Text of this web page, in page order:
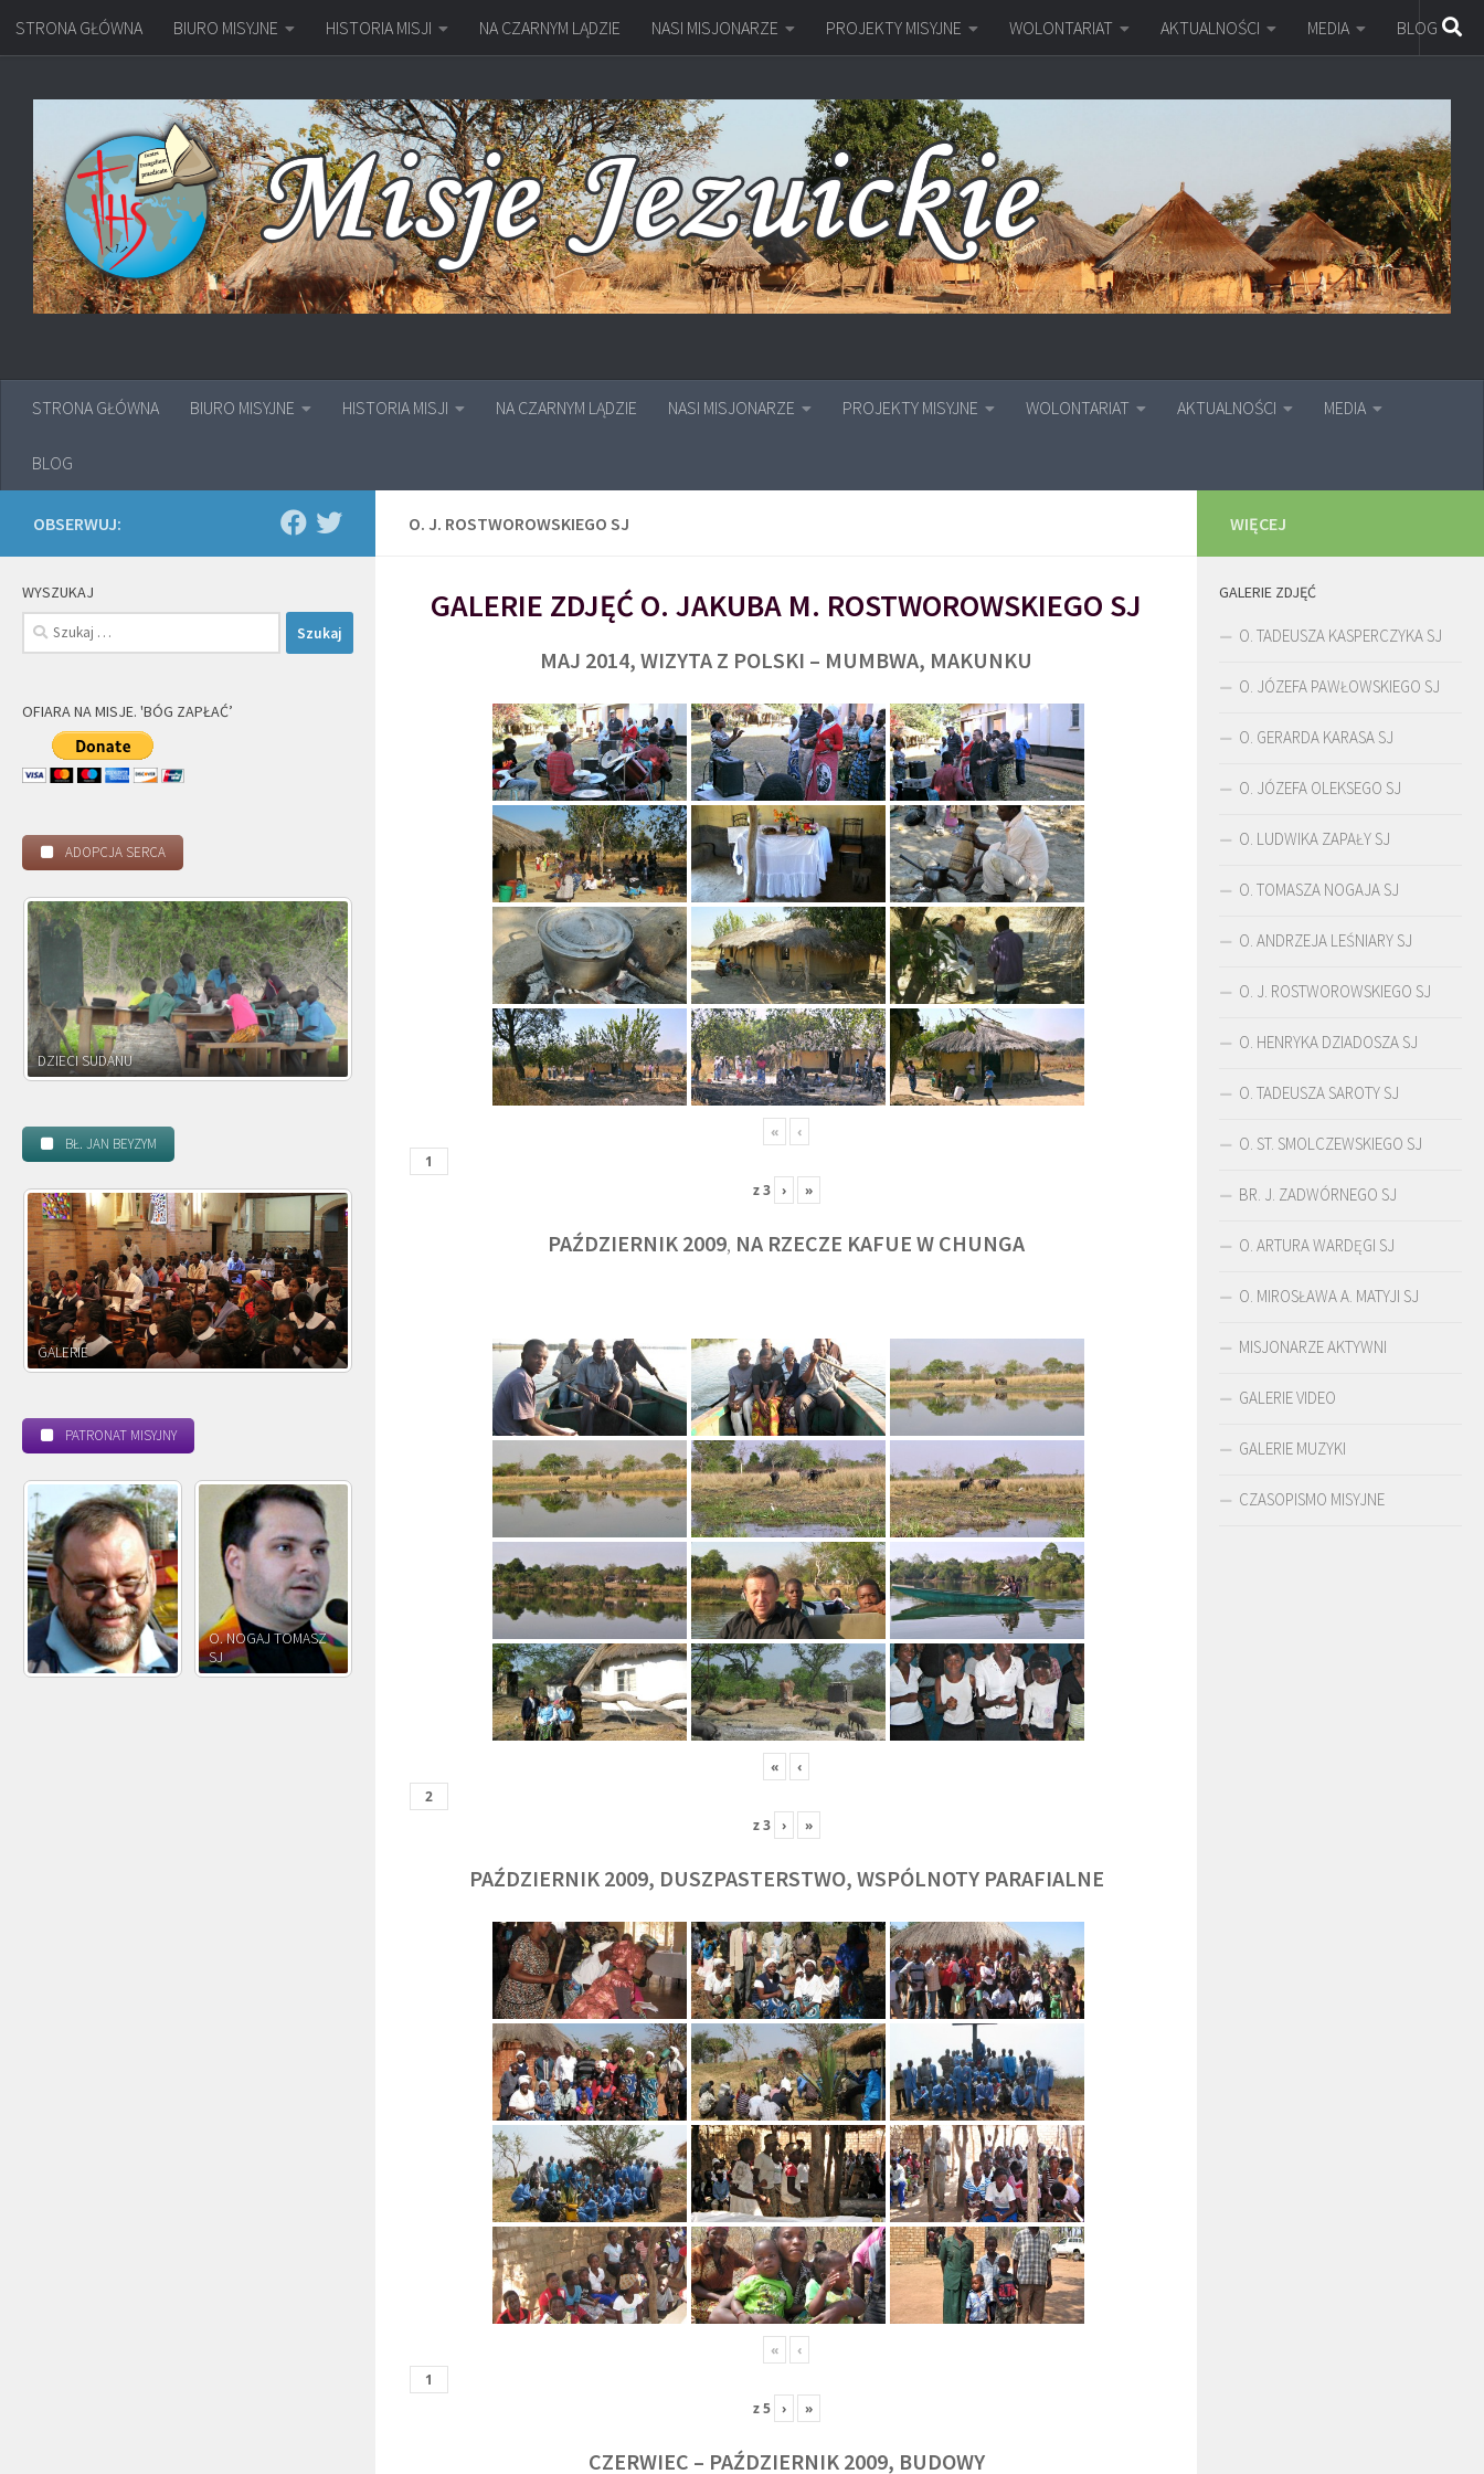
Przejdź do treści
STRONA GŁÓWNA BIURO MISYJNE HISTORIA MISJI NA CZARNYM LĄDZIE NASI MISJONARZE PROJEKTY MISYJNE WOLONTARIAT AKTUALNOŚCI MEDIA BLOG
STRONA GŁÓWNA BIURO MISYJNE HISTORIA MISJI NA CZARNYM LĄDZIE NASI MISJONARZE PROJEKTY MISYJNE WOLONTARIAT AKTUALNOŚCI MEDIA
BLOG
O. J. ROSTWOROWSKIEGO SJ
GALERIE ZDJĘĆ O. JAKUBA M. ROSTWOROWSKIEGO SJ
MAJ 2014, WIZYTA Z POLSKI – MUMBWA, MAKUNKU
« ‹
z3 › »
PAŹDZIERNIK 2009, NA RZECZE KAFUE W CHUNGA
« ‹
z3 › »
PAŹDZIERNIK 2009, DUSZPASTERSTWO, WSPÓLNOTY PARAFIALNE
« ‹
z5 › »
CZERWIEC – PAŹDZIERNIK 2009, BUDOWY
OBSERWUJ:
WYSZUKAJ
Szukaj:
OFIARA NA MISJE. 'BÓG ZAPŁAĆ’
ADOPCJA SERCA
DZIECI ZAMBII
BŁ. JAN BEYZYM
POWOŁANIE MISYJNE KULT DUCHOWOŚĆ
PATRONAT MISYJNY
O. JÓZEF OLEKSY SJ
O. JÓZEF
PAWŁOWSKI SJ
ROSTWOROWSKI SJ
O. TADEUSZ SAROTA
SJ
O. ARTUR WARDĘGA
SJ
BR. JERZY
ZADWÓRNY SJ
WIĘCEJ
GALERIE ZDJĘĆ
O. TADEUSZA KASPERCZYKA SJ
O. JÓZEFA PAWŁOWSKIEGO SJ
O. GERARDA KARASA SJ
O. JÓZEFA OLEKSEGO SJ
O. LUDWIKA ZAPAŁY SJ
O. TOMASZA NOGAJA SJ
O. ANDRZEJA LEŚNIARY SJ
O. J. ROSTWOROWSKIEGO SJ
O. HENRYKA DZIADOSZA SJ
O. TADEUSZA SAROTY SJ
O. ST. SMOLCZEWSKIEGO SJ
BR. J. ZADWÓRNEGO SJ
O. ARTURA WARDĘGI SJ
O. MIROSŁAWA A. MATYJI SJ
MISJONARZE AKTYWNI
GALERIE VIDEO
GALERIE MUZYKI
CZASOPISMO MISYJNE